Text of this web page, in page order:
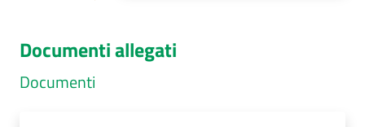
Documenti allegati
Documenti